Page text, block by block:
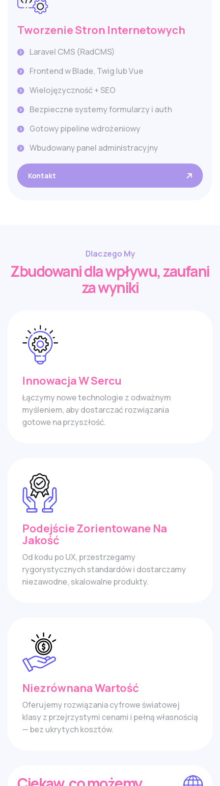
Tworzenie Stron Internetowych
Laravel CMS (RadCMS)
Frontend w Blade, Twig lub Vue
Wielojęzyczność + SEO
Bezpieczne systemy formularzy i auth
Gotowy pipeline wdrożeniowy
Wbudowany panel administracyjny
Kontakt
Dlaczego My
Zbudowani dla wpływu, zaufani
za wyniki
Innowacja W Sercu
Łączymy nowe technologie z odważnym
myśleniem, aby dostarczać rozwiązania
gotowe na przyszłość.
Podejście Zorientowane Na
Jakość
Od kodu po UX, przestrzegamy
rygorystycznych standardów i dostarczamy
niezawodne, skalowalne produkty.
Niezrównana Wartość
Oferujemy rozwiązania cyfrowe światowej
klasy z przejrzystymi cenami i pełną własnością
— bez ukrytych kosztów.